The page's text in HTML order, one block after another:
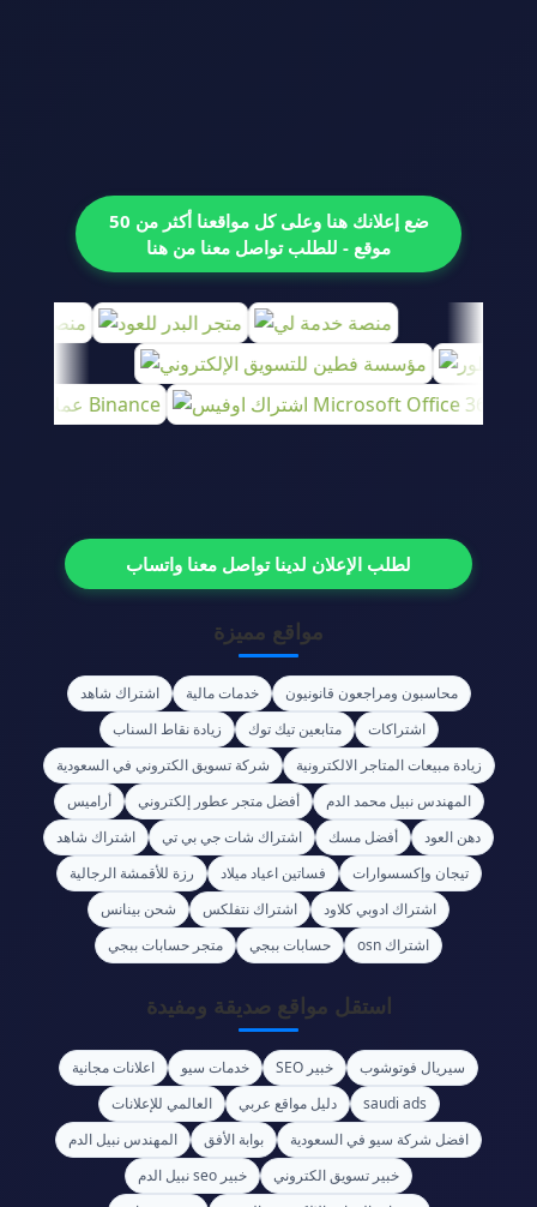
ضع إعلانك هنا وعلى كل مواقعنا أكثر من 50
موقع - للطلب تواصل معنا من هنا
لطلب الإعلان لدينا تواصل معنا واتساب
مواقع مميزة
محاسبون ومراجعون قانونيون خدمات مالية
اشتراك شاهد
اشتراكات
متابعين تيك توك
زيادة نقاط السناب
زيادة مبيعات المتاجر الالكترونية
شركة تسويق الكتروني في السعودية
المهندس نبيل محمد الدم
أفضل متجر عطور إلكتروني
أراميس
دهن العود
أفضل مسك اشتراك شات جي بي تي
اشتراك شاهد
تيجان وإكسسوارات
فساتين اعياد ميلاد
رزة للأقمشة الرجالية
اشتراك ادوبي كلاود
اشتراك نتفلكس
شحن بينانس
اشتراك osn
حسابات ببجي متجر حسابات ببجي
استقل مواقع صديقة ومفيدة
سيريال فوتوشوب خبير SEO خدمات سيو
اعلانات مجانية
saudi ads
دليل مواقع عربي
العالمي للإعلانات
افضل شركة سيو في السعودية
بوابة الأفق
المهندس نبيل الدم
خبير تسويق الكتروني
خبير seo نبيل الدم